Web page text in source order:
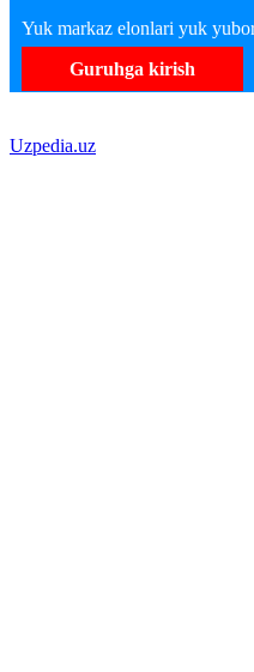
Yuk markaz elonlari yuk
Guruhga kirish
Uzpedia.uz